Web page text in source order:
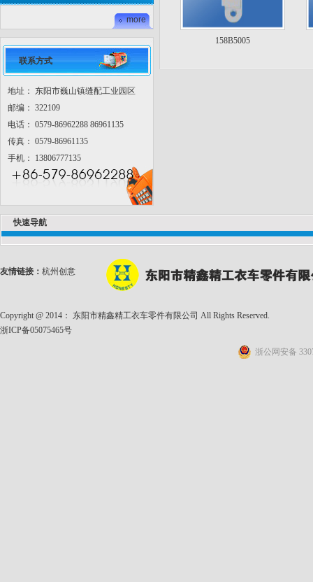
158B5005
more
联系方式
地址： 东阳市巍山镇缝配工业园区
邮编： 322109
电话： 0579-86962288 86961135
传真： 0579-86961135
手机： 13806777135
快速导航
友情链接： 杭州创意
Copyright @ 2014： 东阳市精鑫精工衣车零件有限公司 All Rights Reserved.
浙ICP备05075465号
浙公网安备